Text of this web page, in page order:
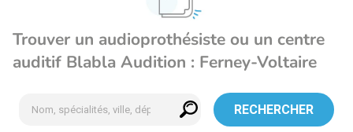
Trouver un audioprothésiste ou un centre
auditif Blabla Audition : Ferney-Voltaire
RECHERCHER